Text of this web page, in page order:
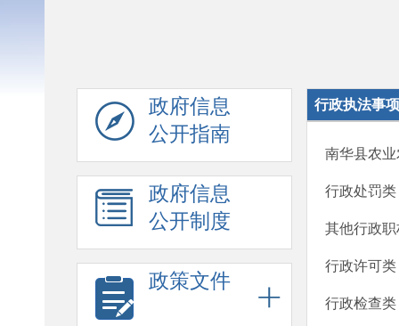
政府信息
公开指南
政府信息
公开制度
政策文件
行政执法事
南华县农
行政处罚类
其他行政
行政许可类
行政检查类